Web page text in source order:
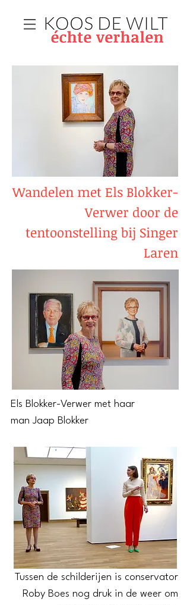
Wandelen met Els Blokker-
Verwer door de
tentoonstelling bij Singer
Laren
Els Blokker-Verwer met haar
man Jaap Blokker
Tussen de schilderijen is conservator
Roby Boes nog druk in de weer om